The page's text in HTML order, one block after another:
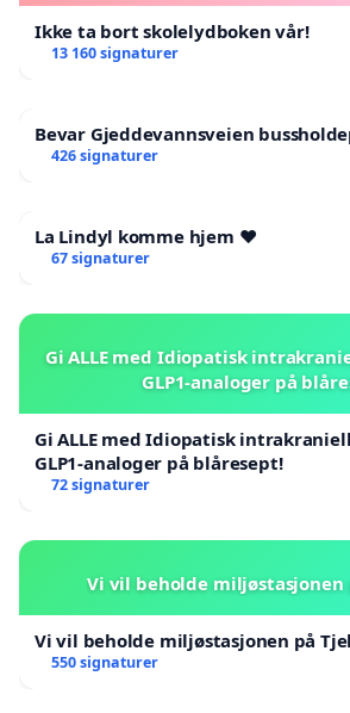
Ikke ta bort skolelydboken vår!
13 160 signaturer
Bevar Gjeddevannsveien
426 signaturer
La Lindyl komme hjem ❤️
67 signaturer
Gi ALLE med Idiopatisk
GLP1-analoger på
Gi ALLE med Idiopatisk
GLP1-analoger på blåresept!
72 signaturer
Vi vil beholde miljøstasjonen
Vi vil beholde miljøstasjonen på
550 signaturer